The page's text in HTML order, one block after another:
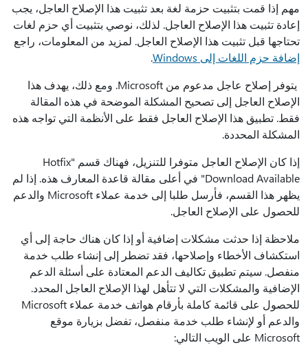
مهم إذا قمت بتثبيت حزمة لغة بعد تثبيت هذا الإصلاح العاجل، يجب
إعادة تثبيت هذا الإصلاح العاجل. لذلك، نوصي بتثبيت أي حزم لغات
تحتاجها قبل تثبيت هذا الإصلاح العاجل. لمزيد من المعلومات، راجع
إضافة حزم اللغات إلى Windows
.
يتوفر إصلاح عاجل مدعوم من Microsoft. ومع ذلك، يهدف هذا
الإصلاح العاجل إلى تصحيح المشكلة الموضحة في هذه المقالة
فقط. تطبيق هذا الإصلاح العاجل فقط على الأنظمة التي تواجه هذه
المشكلة المحددة.
إذا كان الإصلاح العاجل متوفرا للتنزيل، فهناك قسم "Hotfix
Download Available" في أعلى مقالة قاعدة المعارف هذه. إذا لم
يظهر هذا القسم، فأرسل طلبا إلى خدمة عملاء Microsoft والدعم
للحصول على الإصلاح العاجل.
ملاحظة إذا حدثت مشكلات إضافية أو إذا كان هناك حاجة إلى أي
استكشاف الأخطاء وإصلاحها، فقد تضطر إلى إنشاء طلب خدمة
منفصل. سيتم تطبيق تكاليف الدعم المعتادة على أسئلة الدعم
الإضافية والمشكلات التي لا تتأهل لهذا الإصلاح العاجل المحدد.
للحصول على قائمة كاملة بأرقام هواتف خدمة عملاء Microsoft
والدعم أو لإنشاء طلب خدمة منفصل، تفضل بزيارة موقع
Microsoft على الويب التالي: